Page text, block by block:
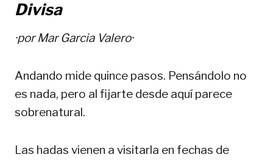
Divisa
·por Mar Garcia Valero·
Andando mide quince pasos. Pensándolo no
es nada, pero al fijarte desde aquí parece
sobrenatural.
Las hadas vienen a visitarla en fechas de